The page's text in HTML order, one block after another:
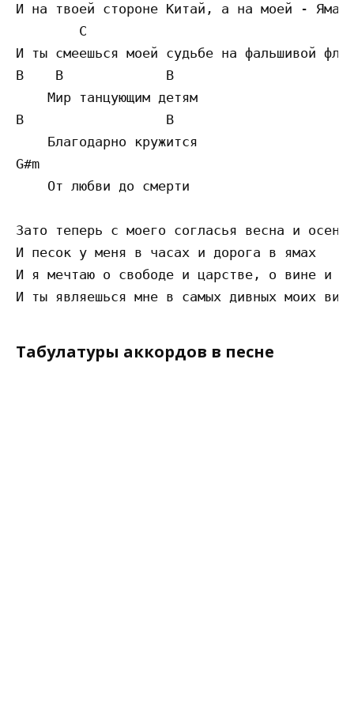
И на твоей стороне Китай, а на моей -
        C                                B
И ты смеешься моей судьбе на фальшивой
B    B             B
    Мир танцующим детям
B                  B
    Благодарно кружится
G#m
    От любви до смерти
Зато теперь с моего согласья весна и осень
И песок у меня в часах и дорога в ямах
И я мечтаю о свободе и царстве, о вине и
Табулатуры аккордов в песне